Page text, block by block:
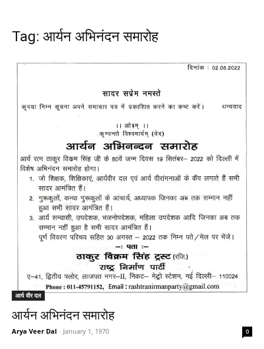
Tag: आर्यन अभिनंदन समारोह
आर्य वीर दल
आर्यन अभिनंदन समारोह
Arya Veer Dal - January 1, 1970 0